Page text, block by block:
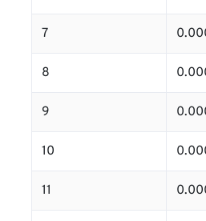
7
8
9
10
11